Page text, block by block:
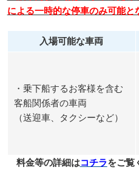
による一時的な停車のみ可能と
入場可能な車両
・乗下船するお客様を含む
客船関係者の車両
（送迎車、タクシーなど）
料金等の詳細はコチラをご覧